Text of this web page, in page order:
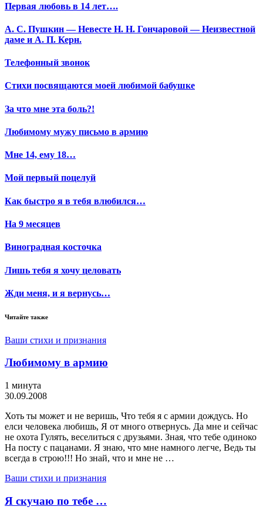
Первая любовь в 14 лет….
А. С. Пушкин — Невесте Н. Н. Гончаровой — Неизвестной
даме и А. П. Керн.
Телефонный звонок
Стихи посвящаются моей любимой бабушке
За что мне эта боль?!
Любимому мужу письмо в армию
Мне 14, ему 18…
Мой первый поцелуй
Как быстро я в тебя влюбился…
На 9 месяцев
Виноградная косточка
Лишь тебя я хочу целовать
Жди меня, и я вернусь…
Читайте также
Ваши стихи и признания
Любимому в армию
1 минута
30.09.2008
Хоть ты может и не веришь, Что тебя я с армии дождусь. Но
елси человека любишь, Я от много отвернусь. Да мне и сейчас
не охота Гулять, веселиться с друзьями. Зная, что тебе одиноко
На посту с пацанами. Я знаю, что мне намного легче, Ведь ты
всегда в строю!!! Но знай, что и мне не …
Ваши стихи и признания
Я скучаю по тебе …